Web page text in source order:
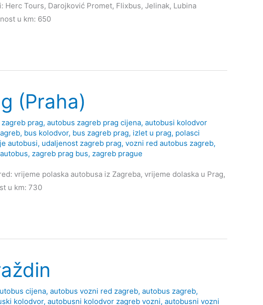
Tours, Darojković Promet, Flixbus, Jelinak, Lubina
u km: 650
(Praha)
prag, autobus zagreb prag cijena, autobusi kolodvor
, bus kolodvor, bus zagreb prag, izlet u prag, polasci
autobusi, udaljenost zagreb prag, vozni red autobus zagreb,
, zagreb prag bus, zagreb prague
vrijeme polaska autobusa iz Zagreba, vrijeme dolaska u Prag,
u km: 730
cijena, autobus vozni red zagreb, autobus zagreb,
kolodvor, autobusni kolodvor zagreb vozni, autobusni vozni